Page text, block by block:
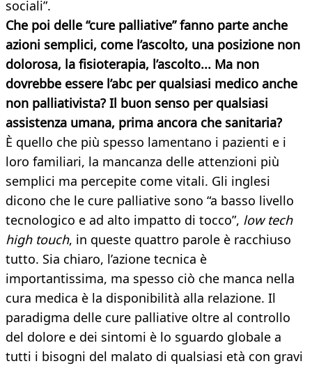
sociali”.
Che poi delle “cure palliative” fanno parte anche
azioni semplici, come l’ascolto, una posizione non
dolorosa, la fisioterapia, l’ascolto... Ma non
dovrebbe essere l’abc per qualsiasi medico anche
non palliativista? Il buon senso per qualsiasi
assistenza umana, prima ancora che sanitaria?
È quello che più spesso lamentano i pazienti e i
loro familiari, la mancanza delle attenzioni più
semplici ma percepite come vitali. Gli inglesi
dicono che le cure palliative sono “a basso livello
tecnologico e ad alto impatto di tocco”, low tech
high touch, in queste quattro parole è racchiuso
tutto. Sia chiaro, l’azione tecnica è
importantissima, ma spesso ciò che manca nella
cura medica è la disponibilità alla relazione. Il
paradigma delle cure palliative oltre al controllo
del dolore e dei sintomi è lo sguardo globale a
tutti i bisogni del malato di qualsiasi età con gravi